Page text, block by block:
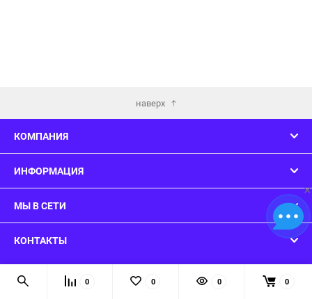
наверх
КОМПАНИЯ
ИНФОРМАЦИЯ
МЫ В СЕТИ
КОНТАКТЫ
© 2026 ConsoleWars - Вы нашли то что искали!
0 0 0 0
×